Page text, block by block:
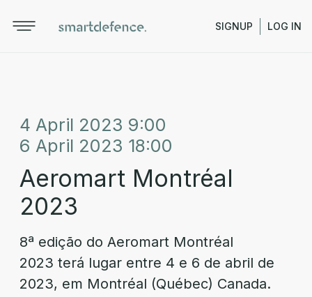
SIGNUP LOG IN
4 April 2023 9:00
6 April 2023 18:00
Aeromart Montréal
2023
8ª edição do Aeromart Montréal
2023 terá lugar entre 4 e 6 de abril de
2023, em Montréal (Québec) Canada.